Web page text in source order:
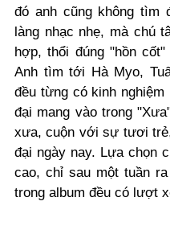
đó anh cũng không tìm
làng nhạc nhẹ, mà chú
hợp, thổi đúng "hồn
Anh tìm tới Hà Myo,
đều từng có kinh
đại mang vào trong
xưa, cuộn với sự tươi
đại ngày nay. Lựa chọn
cao, chỉ sau một tuần
trong album đều có lượt